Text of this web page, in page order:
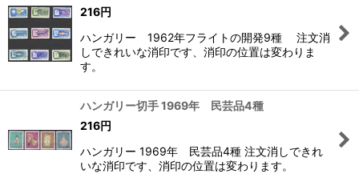
在庫あり
並び順:
絞り込む
216円
ハンガリー 1962年フライトの開発9種 注文消
しできれいな消印です、消印の位置は変わりま
す。
ハンガリー切手 1969年 民芸品4種
216円
ハンガリー 1969年 民芸品4種 注文消しできれ
いな消印です、消印の位置は変わります。